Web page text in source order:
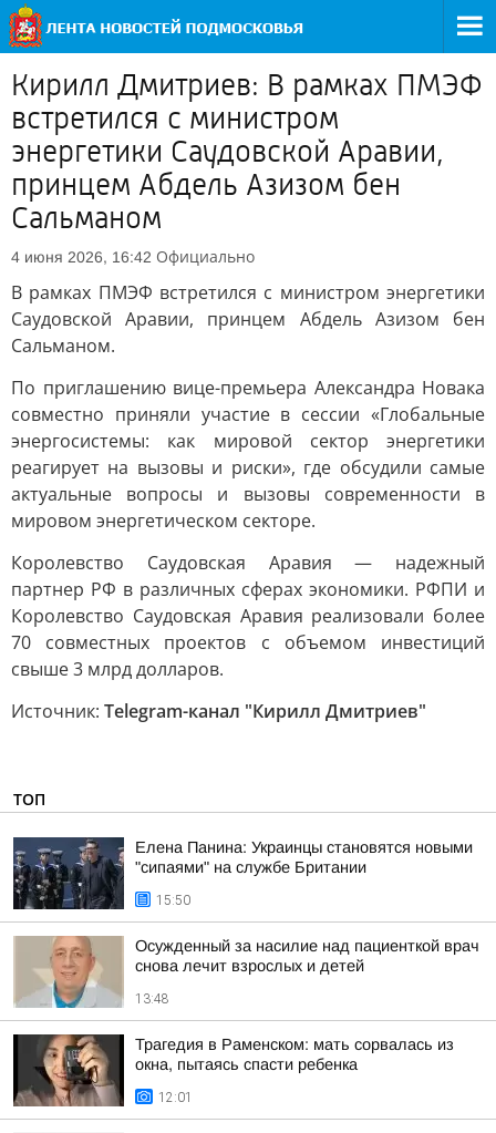
Кирилл Дмитриев: В рамках ПМЭФ
встретился с министром
энергетики Саудовской Аравии,
принцем Абдель Азизом бен
Сальманом
4 июня 2026, 16:42 Официально
В рамках ПМЭФ встретился с министром энергетики
Саудовской Аравии, принцем Абдель Азизом бен
Сальманом.
По приглашению вице-премьера Александра Новака
совместно приняли участие в сессии «Глобальные
энергосистемы: как мировой сектор энергетики
реагирует на вызовы и риски», где обсудили самые
актуальные вопросы и вызовы современности в
мировом энергетическом секторе.
Королевство Саудовская Аравия — надежный
партнер РФ в различных сферах экономики. РФПИ и
Королевство Саудовская Аравия реализовали более
70 совместных проектов с объемом инвестиций
свыше 3 млрд долларов.
Источник: Telegram-канал "Кирилл Дмитриев"
ТОП
Елена Панина: Украинцы становятся новыми
"сипаями" на службе Британии
15:50
Осужденный за насилие над пациенткой врач
снова лечит взрослых и детей
13:48
Трагедия в Раменском: мать сорвалась из
окна, пытаясь спасти ребенка
12:01